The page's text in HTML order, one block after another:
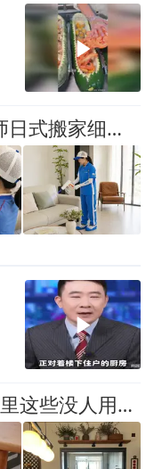
从“搬完”到“住好”：搬大师日式搬家细化还原复位服务
这届网友太会收纳了！家里这些没人用的角落，全派上用场了